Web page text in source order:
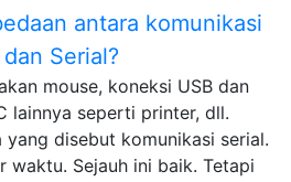
antara komunikasi
Serial?
mouse, koneksi USB dan
lainnya seperti printer, dll.
yang disebut komunikasi serial.
waktu. Sejauh ini baik. Tetapi